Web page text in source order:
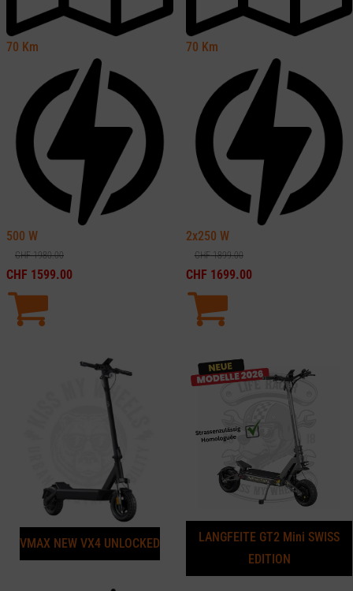
70 Km
500 W
CHF1980.00
CHF 1599.00
70 Km
2x250 W
CHF1899.00
CHF 1699.00
VMAX NEW VX4 UNLOCKED
LANGFEITE GT2 Mini SWISS
EDITION